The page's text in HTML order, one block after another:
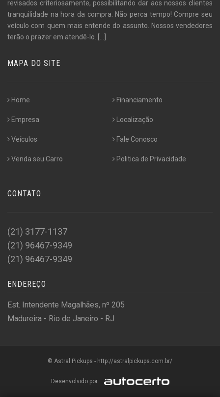
revisados criteriosamente, possibilitando dar aos nossos clientes
tranquilidade na hora da compra. Não perca tempo! Compre seu
veículo com quem mais entende do assunto. Nossos vendedores
terão o prazer em atendê-lo.
MAPA DO SITE
Home
Empresa
Veículos
Venda seu Carro
Financiamento
Localização
Fale Conosco
Politica de Privacidade
CONTATO
(21) 3177-1137
(21) 96467-9349
(21) 96467-9349
ENDEREÇO
Est. Intendente Magalhães, nº 205
Madureira - Rio de Janeiro - RJ
© Astral Pickups - http://astralpickups.com.br/
Desenvolvido por